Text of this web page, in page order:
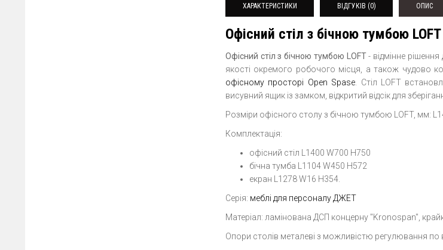
ХАРАКТЕРИСТИКИ ВІДГУКІВ (0) ОПИС
Офісний стіл з бічною тумбою LOFT
Офісний стіл з бічною тумбою LOFT- відмінне
якості окремого робочого місця, а також чудово
офісному просторі Open Spase . Стіл LOFT
висувний ящик із замком, відкритий відсік для
Розміри офісного столу з бічною тумбою LOFT, мм:
Комплектація:
офісний стіл L1400 W700 H750
бічна тумба L1104 W450 H572
екран L1278 W16 H354.
Серія: меблі для персоналу ДЖЕТ
Матеріал: ламінована ДСП концерну "Kronospan",
Опори столів металеві з можливістю регулювання по